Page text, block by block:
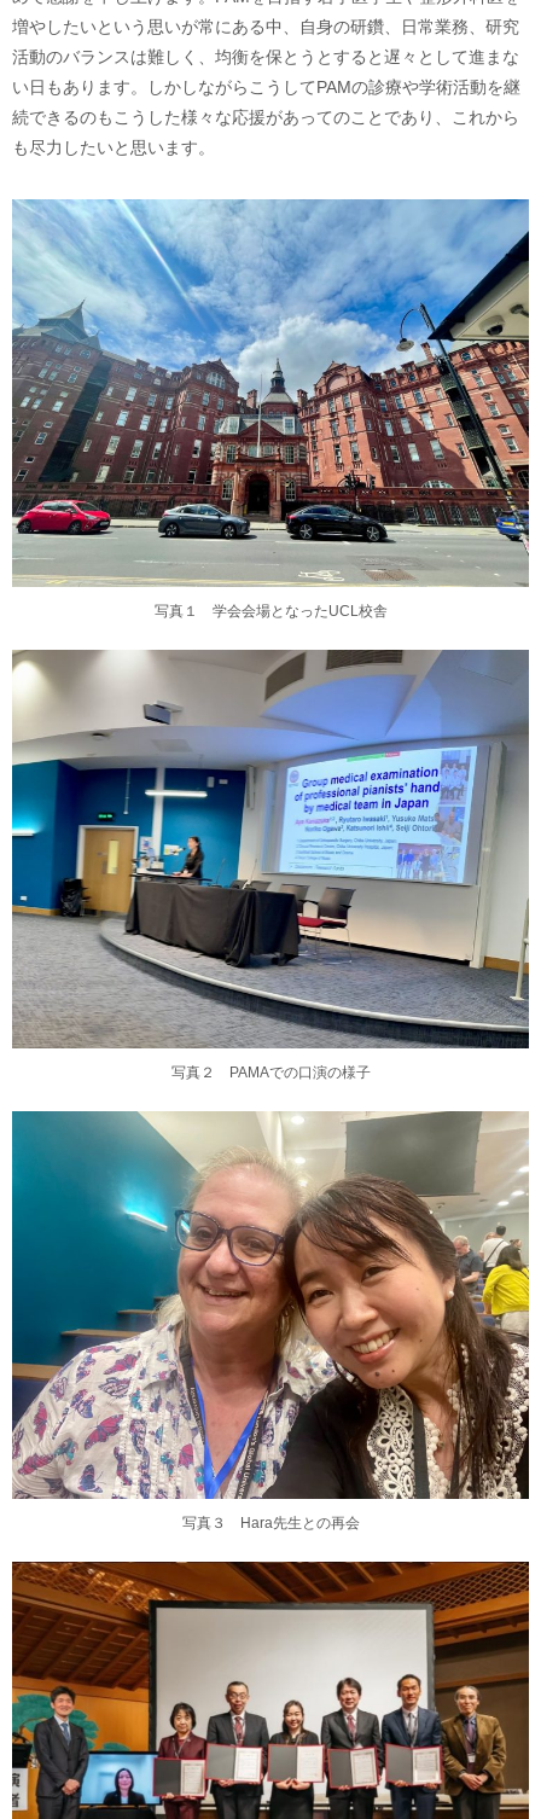
増やしたいという思いが常にある中、自身の研鑽、日常業務、研究
活動のバランスは難しく、均衡を保とうとすると遅々として進まな
い日もあります。しかしながらこうしてPAMの診療や学術活動を継
続できるのもこうした様々な応援があってのことであり、これから
も尽力したいと思います。
写真１ 学会会場となったUCL校舎
写真２ PAMAでの口演の様子
写真３ Hara先生との再会